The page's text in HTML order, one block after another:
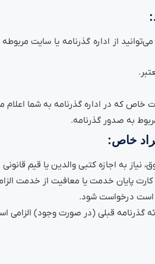
از اداره گذرنامه یا سایت
که در اداره گذرنامه به شما اعلام
به صدور گذرنامه.
خاص:
نیاز به اجازه کتبی والدین یا قیم قانونی
کارت پایان خدمت یا معافیت از خدمت
است درخواست شود.
گذرنامه قبلی (در صورت وجود) الزامی